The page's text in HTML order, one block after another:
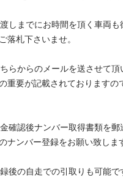
しまでにお時間を頂く車両も
らからのメールを送させて頂
確認後ナンバー取得書類を郵
録後の自走での引取りも可能